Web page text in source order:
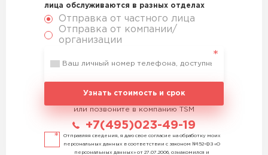
лица обслуживаются в разных отделах
Отправка от частного лица
Отправка от компании/
организации
Узнать стоимость и срок
или позвоните в компанию TSM
+7(495)023-49-19
Отправляя сведения, я даю свое согласие на обработку моих
персональных данных в соответствии с законом №152-ФЗ «О
персональных данных» от 27.07.2006, ознакомился и